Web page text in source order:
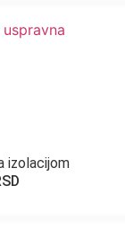
izolacijom